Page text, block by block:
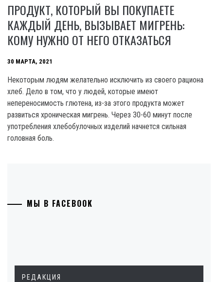
ПРОДУКТ, КОТОРЫЙ ВЫ ПОКУПАЕТЕ
КАЖДЫЙ ДЕНЬ, ВЫЗЫВАЕТ МИГРЕНЬ:
КОМУ НУЖНО ОТ НЕГО ОТКАЗАТЬСЯ
30 МАРТА, 2021
Некоторым людям желательно исключить из своего рациона
хлеб. Дело в том, что у людей, которые имеют
непереносимость глютена, из-за этого продукта может
развиться хроническая мигрень. Через 30-60 минут после
употребления хлебобулочных изделий начнется сильная
головная боль.
МЫ В FACEBOOK
РЕДАКЦИЯ